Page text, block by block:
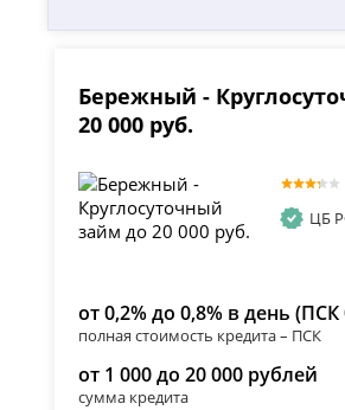
Бережный -
20 000 руб.
ЦБ
от 0,2% до 0,8% в день (ПСК
полная стоимость кредита – ПСК
от 1 000 до 20 000 рублей
сумма кредита